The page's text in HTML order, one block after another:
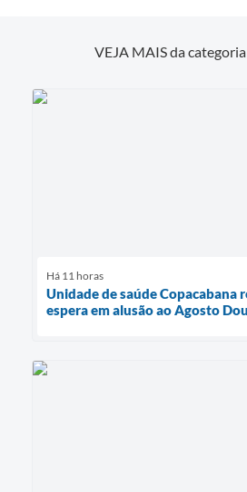
VEJA MAIS da categoria
Há 11 horas
Unidade de saúde Copacabana
espera em alusão ao Agosto